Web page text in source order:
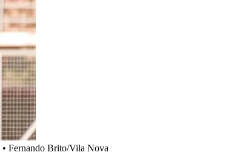
• Fernando Brito/Vila Nova